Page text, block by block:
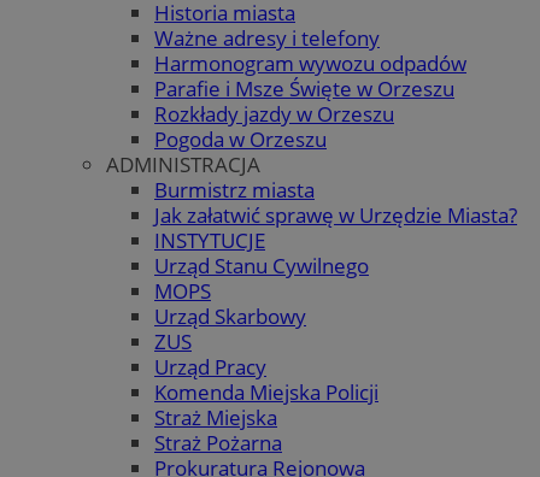
Historia miasta
Ważne adresy i telefony
Harmonogram wywozu odpadów
Parafie i Msze Święte w Orzeszu
Rozkłady jazdy w Orzeszu
Pogoda w Orzeszu
ADMINISTRACJA
Burmistrz miasta
Jak załatwić sprawę w Urzędzie Miasta?
INSTYTUCJE
Urząd Stanu Cywilnego
MOPS
Urząd Skarbowy
ZUS
Urząd Pracy
Komenda Miejska Policji
Straż Miejska
Straż Pożarna
Prokuratura Rejonowa